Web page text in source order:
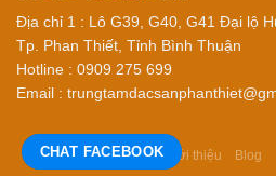
Địa chỉ 1 : Lô G39, G40, G41 Đại lộ
Tp. Phan Thiết, Tỉnh Bình Thuận
Hotline : 0909 275 699
Email :
Giới thiệu Blog
CHAT FACEBOOK